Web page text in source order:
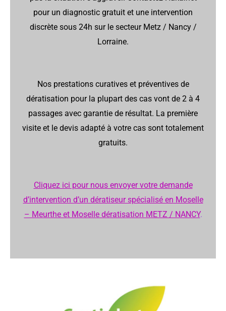
pour un diagnostic gratuit et une intervention
discrète sous 24h sur le secteur Metz / Nancy /
Lorraine.
Nos prestations curatives et préventives de
dératisation pour la plupart des cas vont de 2 à 4
passages avec garantie de résultat. La première
visite et le devis adapté à votre cas sont totalement
gratuits.
Cliquez ici pour nous envoyer votre demande
d’intervention d’un dératiseur spécialisé en Moselle
– Meurthe et Moselle dératisation METZ / NANCY.